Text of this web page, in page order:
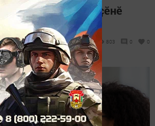
пулмалла, çӗнӗ
хăрамалла мар
- 09:18 803 0 0